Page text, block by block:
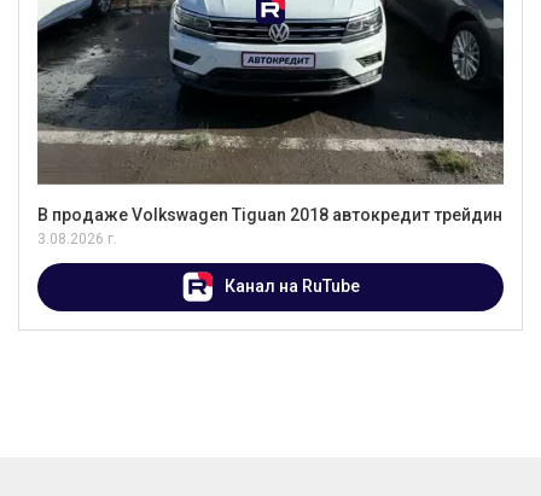
В продаже Volkswagen Tiguan 2018 автокредит трейдин
3.08.2026 г.
Канал на RuTube